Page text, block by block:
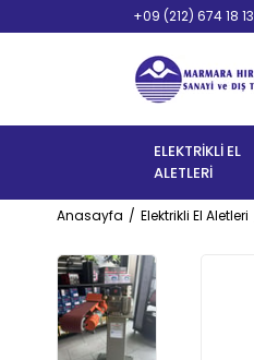
+09 (212) 674 18 13
ELEKTRİKLİ EL
ALETLERİ
Anasayfa Elektrikli El Aletleri